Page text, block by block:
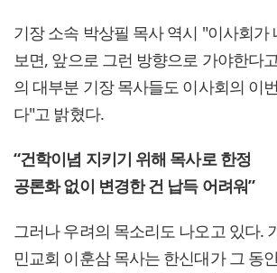
기장 소속 박상필 목사 역시 "이사회가
보면, 앞으로 그런 방향으로 가야한다
의 대부분 기장 목사들도 이사회의 이
다"고 밝혔다.
“건학이념 지키기 위해 목사로 한정
공론화 없이 변경한 건 납득 어려워”
그러나 우려의 목소리도 나오고 있다.
민교회 이훈삼 목사는 한신대가 그 동